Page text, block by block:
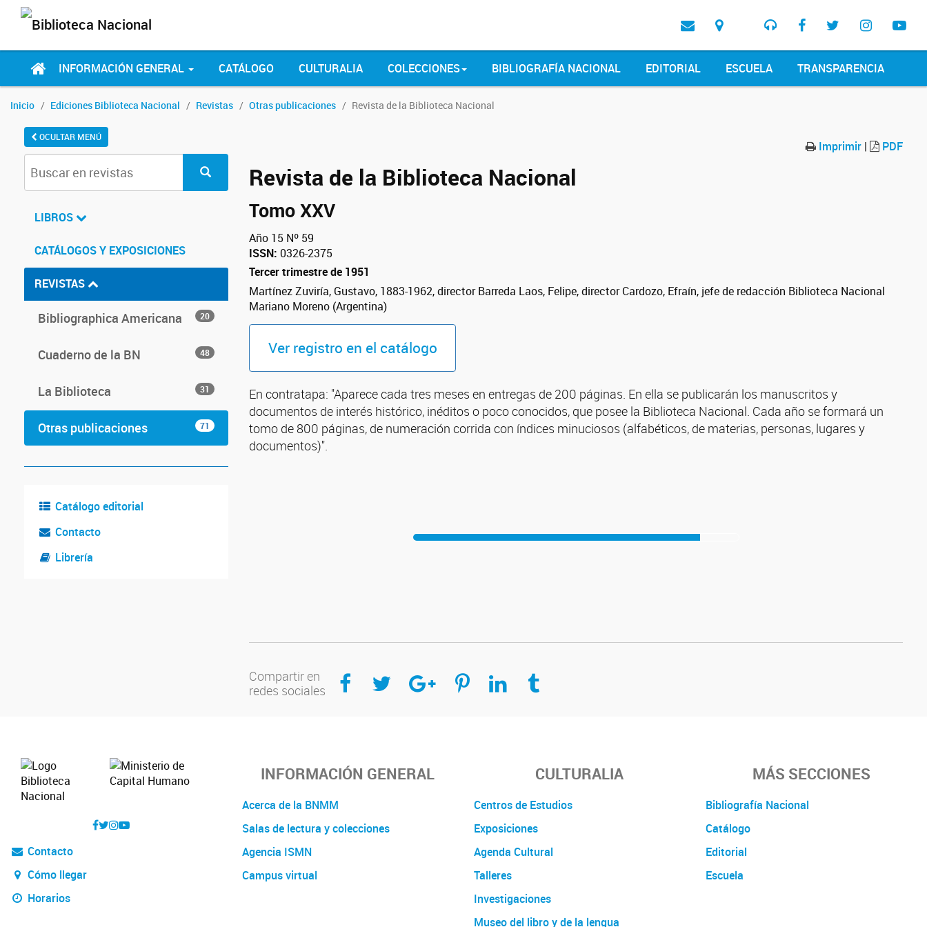
INFORMACIÓN GENERAL CATÁLOGO CULTURALIA COLECCIONES BIBLIOGRAFÍA NACIONAL EDITORIAL ESCUELA TRANSPARENCIA
Inicio Ediciones Biblioteca Nacional Revistas Otras publicaciones Revista de la Biblioteca Nacional
OCULTAR MENÚ
LIBROS
CATÁLOGOS Y EXPOSICIONES
REVISTAS
Bibliographica Americana 20
Cuaderno de la BN 48
La Biblioteca 31
Otras publicaciones 71
Catálogo editorial
Contacto
Librería
Imprimir | PDF
Revista de la Biblioteca Nacional
Tomo XXV
Año 15 Nº 59
ISSN: 0326-2375
Tercer trimestre de 1951
Martínez Zuviría, Gustavo, 1883-1962, director Barreda Laos, Felipe, director Cardozo, Efraín, jefe de redacción Biblioteca Nacional
Mariano Moreno (Argentina)
Ver registro en el catálogo
En contratapa: "Aparece cada tres meses en entregas de 200 páginas. En ella se publicarán los manuscritos y
documentos de interés histórico, inéditos o poco conocidos, que posee la Biblioteca Nacional. Cada año se formará un
tomo de 800 páginas, de numeración corrida con índices minuciosos (alfabéticos, de materias, personas, lugares y
documentos)".
Compartir en
redes sociales
Compartir en Facebook Compartir en Twitter Compartir en Google Plus Compartir en Pinterest Compartir en Linkedin Compartir en Tumblr
Contacto
Cómo llegar
Horarios
INFORMACIÓN GENERAL
Acerca de la BNMM
Salas de lectura y colecciones
Agencia ISMN
Campus virtual
CULTURALIA
Centros de Estudios
Exposiciones
Agenda Cultural
Talleres
Investigaciones
Museo del libro y de la lengua
MÁS SECCIONES
Bibliografía Nacional
Catálogo
Editorial
Escuela